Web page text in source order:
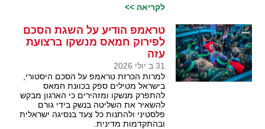
לקריאה >>
טראמפ הודיע על השגת הסכם
לפירוק חמאס מנשקו ברצועת
עזה
31 ב יולי 2026
למרות הכרזת טראמפ על הסכם היסטורי,
בישראל מטילים ספק בכוונת חמאס
להתפרק מנשקו ומזהירים כי הארגון מבקש
להשאיר את השליטה בנשק בידי גורם
פלסטיני ולהתנות כל צעד בנסיגה ישראלית
ובהתקדמות מדינית.